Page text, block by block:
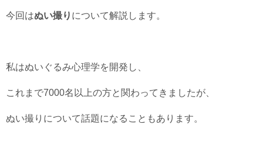
今回はぬい撮り について解説します。
私はぬいぐるみ心理学を開発し、
これまで7000名以上の方と関わってきましたが、
ぬい撮りについて話題になることもあります。